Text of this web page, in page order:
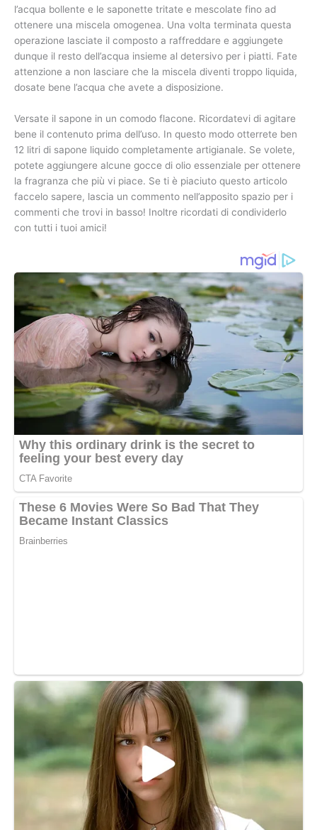
l’acqua bollente e le saponette tritate e mescolate fino ad
ottenere una miscela omogenea. Una volta terminata questa
operazione lasciate il composto a raffreddare e aggiungete
dunque il resto dell’acqua insieme al detersivo per i piatti. Fate
attenzione a non lasciare che la miscela diventi troppo liquida,
dosate bene l’acqua che avete a disposizione.
Versate il sapone in un comodo flacone. Ricordatevi di agitare
bene il contenuto prima dell’uso. In questo modo otterrete ben
12 litri di sapone liquido completamente artigianale. Se volete,
potete aggiungere alcune gocce di olio essenziale per ottenere
la fragranza che più vi piace. Se ti è piaciuto questo articolo
faccelo sapere, lascia un commento nell’apposito spazio per i
commenti che trovi in basso! Inoltre ricordati di condividerlo
con tutti i tuoi amici!